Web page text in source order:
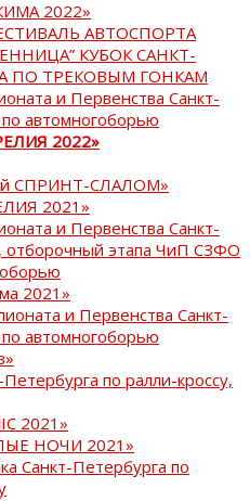
2022»
АВТОСПОРТА
КУБОК САНКТ-
ПО ТРЕКОВЫМ ГОНКАМ
и Первенства Санкт-
автомногоборью
2022»
СПРИНТ-СЛАЛОМ»
2021»
и Первенства Санкт-
отборочный этапа ЧиП СЗФО
2021»
и Первенства Санкт-
автомногоборью
по ралли-кроссу,
2021»
НОЧИ 2021»
Санкт-Петербурга по